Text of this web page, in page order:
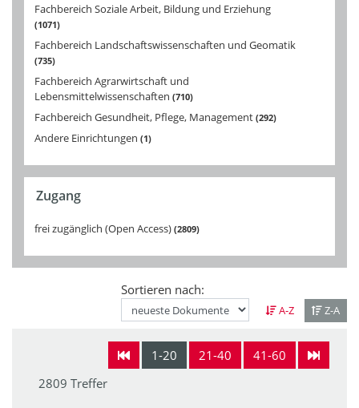
Fachbereich Soziale Arbeit, Bildung und Erziehung
1071
Fachbereich Landschaftswissenschaften und Geomatik
735
Fachbereich Agrarwirtschaft und
Lebensmittelwissenschaften 710
Fachbereich Gesundheit, Pflege, Management 292
Andere Einrichtungen 1
Zugang
frei zugänglich (Open Access) 2809
Sortieren nach:
A-Z Z-A
1-20 21-40
41-60
2809 Treffer